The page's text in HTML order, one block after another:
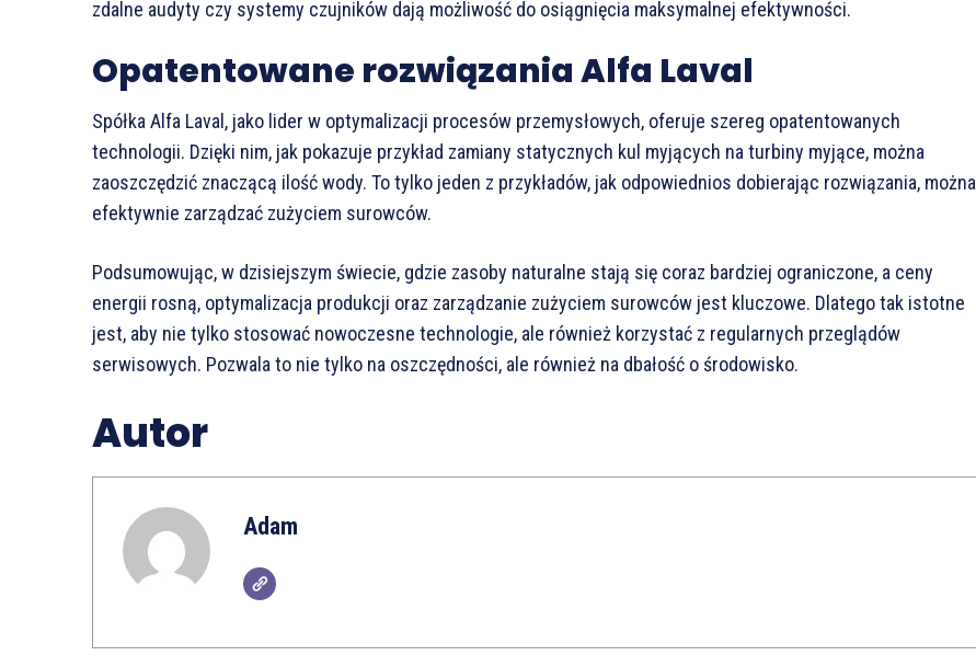
zdalne audyty czy systemy czujników dają możliwość do osiągnięcia maksymalnej efektywności.
Opatentowane rozwiązania Alfa Laval
Spółka Alfa Laval, jako lider w optymalizacji procesów przemysłowych, oferuje szereg opatentowanych
technologii. Dzięki nim, jak pokazuje przykład zamiany statycznych kul myjących na turbiny myjące, można
zaoszczędzić znaczącą ilość wody. To tylko jeden z przykładów, jak odpowiednios dobierając rozwiązania, można
efektywnie zarządzać zużyciem surowców.
Podsumowując, w dzisiejszym świecie, gdzie zasoby naturalne stają się coraz bardziej ograniczone, a ceny
energii rosną, optymalizacja produkcji oraz zarządzanie zużyciem surowców jest kluczowe. Dlatego tak istotne
jest, aby nie tylko stosować nowoczesne technologie, ale również korzystać z regularnych przeglądów
serwisowych. Pozwala to nie tylko na oszczędności, ale również na dbałość o środowisko.
Autor
Adam